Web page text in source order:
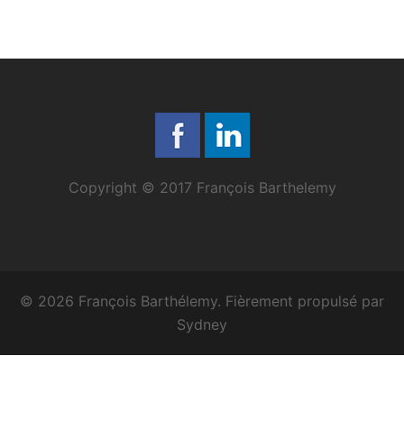
Copyright © 2017 François Barthelemy
© 2026 François Barthélemy. Fièrement propulsé par
Sydney